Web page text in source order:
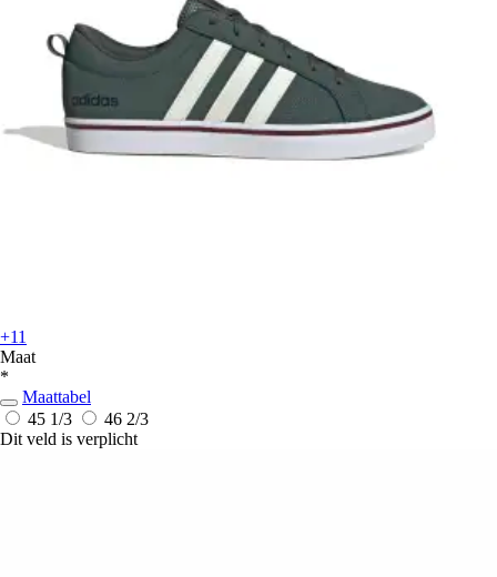
+11
Maat
*
Maattabel
45 1/3
46 2/3
Dit veld is verplicht